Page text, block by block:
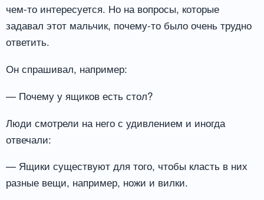
чем-то интересуется. Но на вопросы, которые
задавал этот мальчик, почему-то было очень трудно
ответить.
Он спрашивал, например:
— Почему у ящиков есть стол?
Люди смотрели на него с удивлением и иногда
отвечали:
— Ящики существуют для того, чтобы класть в них
разные вещи, например, ножи и вилки.